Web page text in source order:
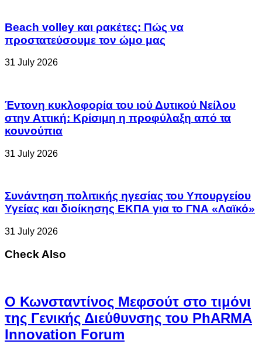
Beach volley και ρακέτες: Πώς να
προστατεύσουμε τον ώμο μας
31 July 2026
Έντονη κυκλοφορία του ιού Δυτικού Νείλου
στην Αττική: Κρίσιμη η προφύλαξη από τα
κουνούπια
31 July 2026
Συνάντηση πολιτικής ηγεσίας του Υπουργείου
Υγείας και διοίκησης ΕΚΠΑ για το ΓΝΑ «Λαϊκό»
31 July 2026
Check Also
Ο Κωνσταντίνος Μεφσούτ στο τιμόνι
της Γενικής Διεύθυνσης του PhARMA
Innovation Forum